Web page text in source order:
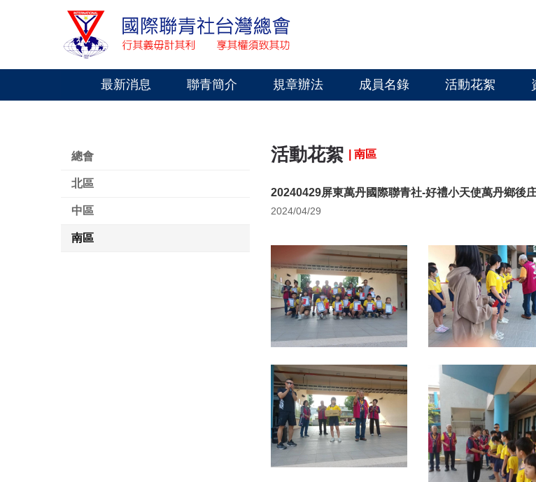
最新消息 聯青簡介 規章辦法 成員名錄 活動花絮
總會
北區
中區
南區
活動花絮 | 南區
20240429屏東萬丹國際聯青社-好禮小天使萬丹鄉後
2024/04/29